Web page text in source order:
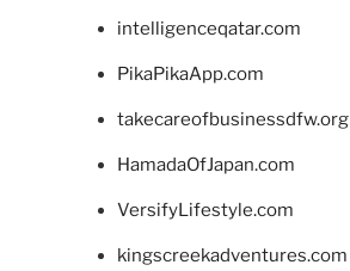
intelligenceqatar.com
PikaPikaApp.com
takecareofbusinessdfw.org
HamadaOfJapan.com
VersifyLifestyle.com
kingscreekadventures.com